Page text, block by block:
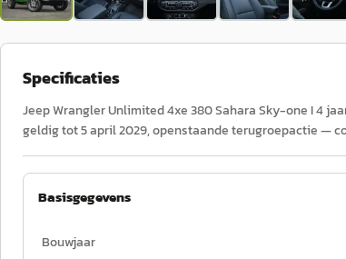
Specificaties
Jeep Wrangler Unlimited 4xe 380 Sahara Sky-one I 4
geldig tot 5 april 2029, openstaande terugroepactie —
Basisgegevens
Bouwjaar